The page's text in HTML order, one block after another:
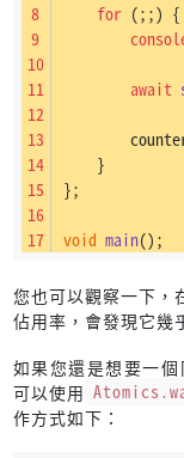
for (;;) {
await
    }
};
void main();
您也可以觀察一下，
佔用率，會發現它幾
如果您還是想要一
可以使用
作方式如下：